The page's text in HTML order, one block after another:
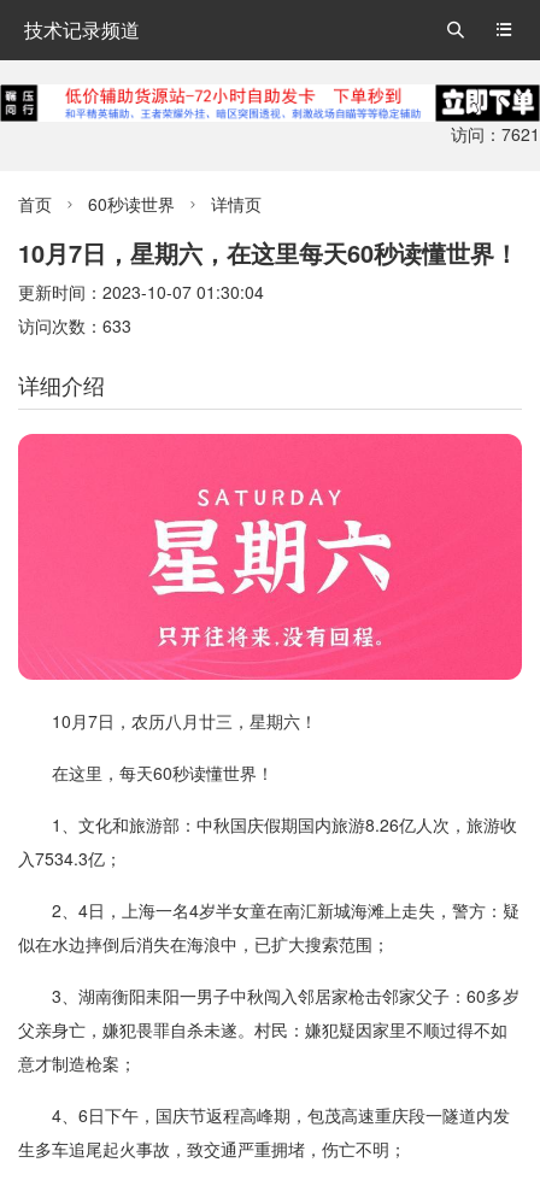
技术记录频道 

访问：7621
首页  60秒读世界  详情页
10月7日，星期六，在这里每天60秒读懂世界！
更新时间：2023-10-07 01:30:04
访问次数：633
详细介绍
10月7日，农历八月廿三，星期六！
在这里，每天60秒读懂世界！
1、文化和旅游部：中秋国庆假期国内旅游8.26亿人次，旅游收
入7534.3亿；
2、4日，上海一名4岁半女童在南汇新城海滩上走失，警方：疑
似在水边摔倒后消失在海浪中，已扩大搜索范围；
3、湖南衡阳耒阳一男子中秋闯入邻居家枪击邻家父子：60多岁
父亲身亡，嫌犯畏罪自杀未遂。村民：嫌犯疑因家里不顺过得不如
意才制造枪案；
4、6日下午，国庆节返程高峰期，包茂高速重庆段一隧道内发
生多车追尾起火事故，致交通严重拥堵，伤亡不明；